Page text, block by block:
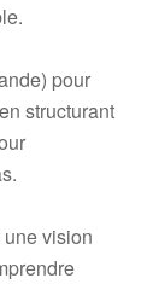
pour
structurant
vision